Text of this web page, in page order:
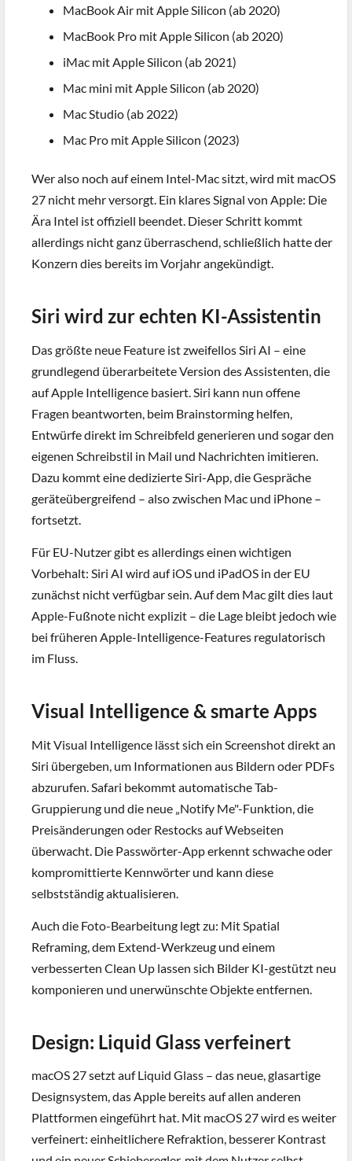
MacBook Air mit Apple Silicon (ab 2020)
MacBook Pro mit Apple Silicon (ab 2020)
iMac mit Apple Silicon (ab 2021)
Mac mini mit Apple Silicon (ab 2020)
Mac Studio (ab 2022)
Mac Pro mit Apple Silicon (2023)
Wer also noch auf einem Intel-Mac sitzt, wird mit macOS
27 nicht mehr versorgt. Ein klares Signal von Apple: Die
Ära Intel ist offiziell beendet. Dieser Schritt kommt
allerdings nicht ganz überraschend, schließlich hatte der
Konzern dies bereits im Vorjahr angekündigt.
Siri wird zur echten KI-Assistentin
Das größte neue Feature ist zweifellos Siri AI – eine
grundlegend überarbeitete Version des Assistenten, die
auf Apple Intelligence basiert. Siri kann nun offene
Fragen beantworten, beim Brainstorming helfen,
Entwürfe direkt im Schreibfeld generieren und sogar den
eigenen Schreibstil in Mail und Nachrichten imitieren.
Dazu kommt eine dedizierte Siri-App, die Gespräche
geräteübergreifend – also zwischen Mac und iPhone –
fortsetzt.
Für EU-Nutzer gibt es allerdings einen wichtigen
Vorbehalt: Siri AI wird auf iOS und iPadOS in der EU
zunächst nicht verfügbar sein. Auf dem Mac gilt dies laut
Apple-Fußnote nicht explizit – die Lage bleibt jedoch wie
bei früheren Apple-Intelligence-Features regulatorisch
im Fluss.
Visual Intelligence & smarte Apps
Mit Visual Intelligence lässt sich ein Screenshot direkt an
Siri übergeben, um Informationen aus Bildern oder PDFs
abzurufen. Safari bekommt automatische Tab-
Gruppierung und die neue „Notify Me"-Funktion, die
Preisänderungen oder Restocks auf Webseiten
überwacht. Die Passwörter-App erkennt schwache oder
kompromittierte Kennwörter und kann diese
selbstständig aktualisieren.
Auch die Foto-Bearbeitung legt zu: Mit Spatial
Reframing, dem Extend-Werkzeug und einem
verbesserten Clean Up lassen sich Bilder KI-gestützt neu
komponieren und unerwünschte Objekte entfernen.
Design: Liquid Glass verfeinert
macOS 27 setzt auf Liquid Glass – das neue, glasartige
Designsystem, das Apple bereits auf allen anderen
Plattformen eingeführt hat. Mit macOS 27 wird es weiter
verfeinert: einheitlichere Refraktion, besserer Kontrast